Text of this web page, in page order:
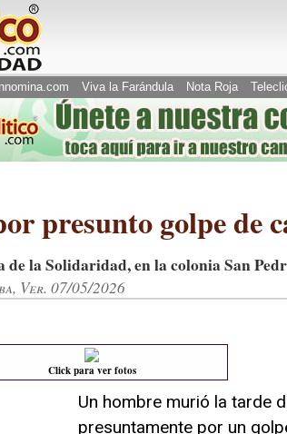
Viva la Farándula Nota Roja
presunto golpe de
de la Solidaridad, en la colonia San
Ver. 07/05/2026
Click para ver fotos
Un hombre murió la tarde
presuntamente por un